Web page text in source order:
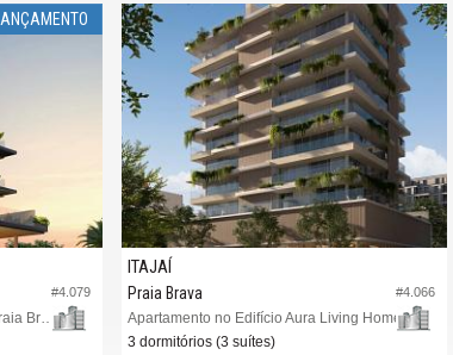
LANÇAMENTO
#4.079
Apartamento no Edifício Oyster Praia Brava
#4.066
ITAJAÍ
Praia Brava
Apartamento no Edifício Aura Living Home
3 dormitórios (3 suítes)